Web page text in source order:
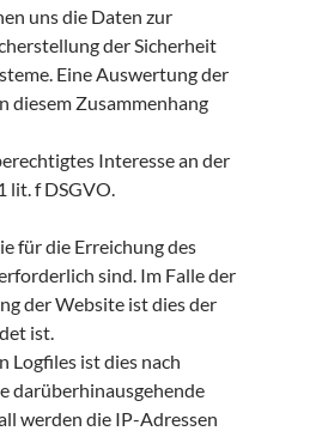
uns die Daten zur
der Sicherheit
Eine Auswertung der
diesem Zusammenhang
Interesse an der
lit. f DSGVO.
für die Erreichung des
sind. Im Falle der
der Website ist dies der
ist.
Logfiles ist dies nach
darüberhinausgehende
werden die IP-Adressen